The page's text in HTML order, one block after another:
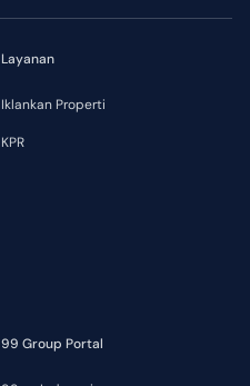
Layanan
Iklankan Properti
KPR
99 Group Portal